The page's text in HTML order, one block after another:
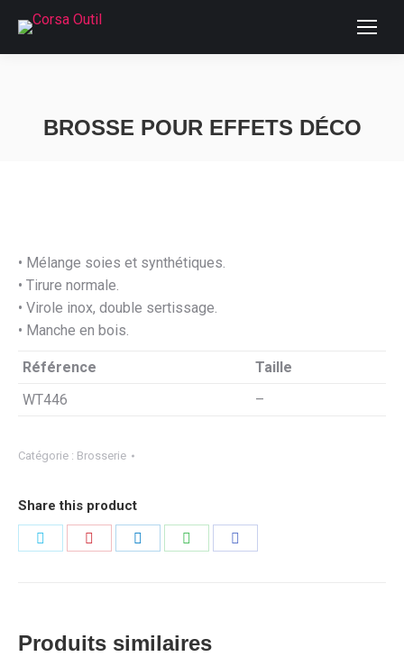
BROSSE POUR EFFETS DÉCO
• Mélange soies et synthétiques.
• Tirure normale.
• Virole inox, double sertissage.
• Manche en bois.
Référence
Taille
WT446
–
Catégorie : Brosserie
Share this product
Partager Partager Partager Partager
Produits similaires